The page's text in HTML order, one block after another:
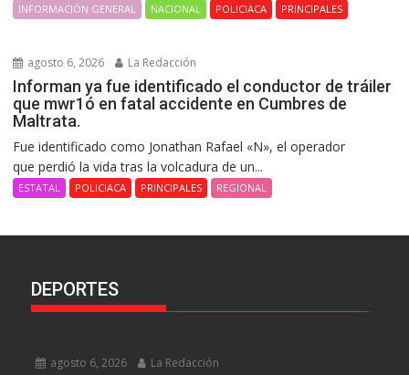
INFORMACIÓN GENERAL NACIONAL POLICIACA PRINCIPALES
agosto 6, 2026 La Redacción
Informan ya fue identificado el conductor de tráiler
que mwr1ó en fatal accidente en Cumbres de
Maltrata.
Fue identificado como Jonathan Rafael «N», el operador
que perdió la vida tras la volcadura de un...
ESTATAL POLICIACA PRINCIPALES REGIONAL
DEPORTES
agosto 6, 2026 La Redacción